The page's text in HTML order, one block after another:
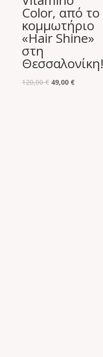
Color, από το
κομμωτήριο
«Hair Shine»
στη
Θεσσαλονίκη!
120,00€ Original
49,00 €Η